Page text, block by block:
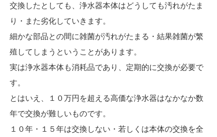
交換したとしても、浄水器本体はどうしても汚れがたま
り・また劣化していきます。
細かな部品との間に雑菌が汚れがたまる・結果雑菌が繁
殖してしまうということがあります。
実は浄水器本体も消耗品であり、定期的に交換が必要で
す。
とはいえ、１０万円を超える高価な浄水器はなかなか数
年で交換が難しいものです。
１０年・１５年は交換しない・若しくは本体の交換を全